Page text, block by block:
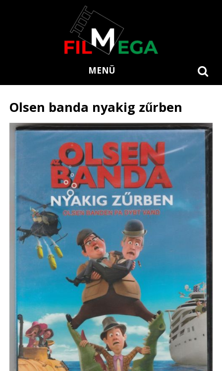
MENÜ
Olsen banda nyakig zűrben